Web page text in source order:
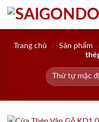
Skip
content
Trang chủ / Sản phẩm